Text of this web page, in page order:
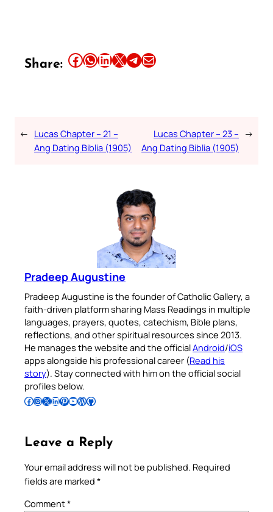
Share: Share this article on Facebook Share this article on WhatsApp Share this article on LinkedIn Share this article on X Share this article on TelegramEmail this Article
← Lucas Chapter – 21 –
Ang Dating Biblia (1905)
Lucas Chapter – 23 –
Ang Dating Biblia (1905)
→
Pradeep Augustine
Pradeep Augustine is the founder of Catholic Gallery, a
faith-driven platform sharing Mass Readings in multiple
languages, prayers, quotes, catechism, Bible plans,
reflections, and other spiritual resources since 2013.
He manages the website and the officialAndroid/iOS
apps alongside his professional career (Read his
story). Stay connected with him on the official social
profiles below.
Follow Pradeep on Facebook Follow Pradeep on InstagramFollow Pradeep on X Follow Pradeep on LinkedIn Follow Pradeep on Pinterest Subscribe to Pradeep’s Youtube Channel Follow Pradeep on WordPress Follow Pradeep on GitHub
Leave a Reply
Your email address will not be published. Required
fields are marked *
Comment*